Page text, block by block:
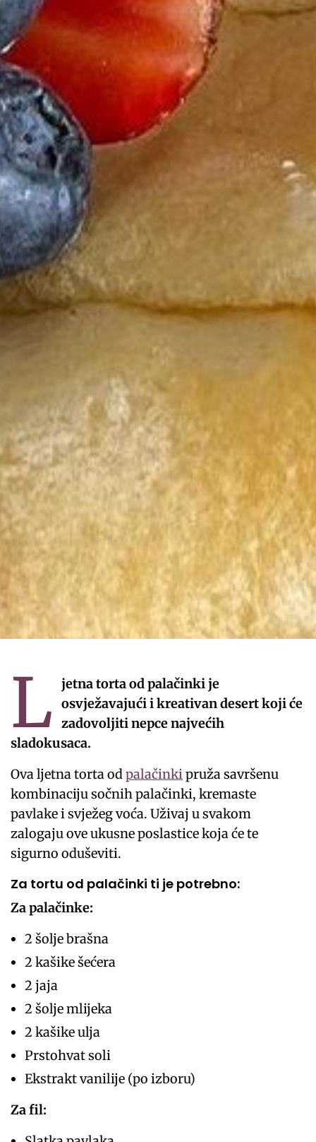
L
jetna torta od palačinki je
osvježavajući i kreativan desert koji će
zadovoljiti nepce najvećih
sladokusaca.
Ova ljetna torta odpalačinki pruža savršenu
kombinaciju sočnih palačinki, kremaste
pavlake i svježeg voća. Uživaj u svakom
zalogaju ove ukusne poslastice koja će te
sigurno oduševiti.
Za tortu od palačinki ti je potrebno:
Za palačinke:
2 šolje brašna
2 kašike šećera
2 jaja
2 šolje mlijeka
2 kašike ulja
Prstohvat soli
Ekstrakt vanilije (po izboru)
Za fil: